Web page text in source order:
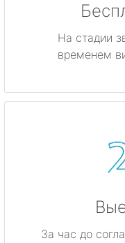
На стадии
временем
За час до